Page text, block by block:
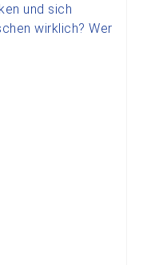
und sich
wirklich? Wer